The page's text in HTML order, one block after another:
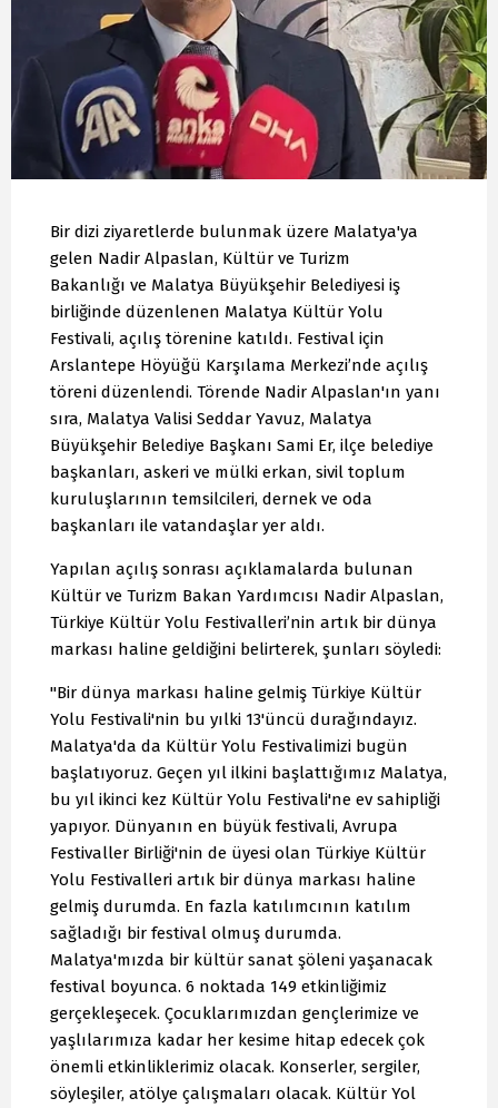
Bir dizi ziyaretlerde bulunmak üzere Malatya'ya
gelen Nadir Alpaslan, Kültür ve Turizm
Bakanlığı ve Malatya Büyükşehir Belediyesi iş
birliğinde düzenlenen Malatya Kültür Yolu
Festivali, açılış törenine katıldı. Festival için
Arslantepe Höyüğü Karşılama Merkezi’nde açılış
töreni düzenlendi. Törende Nadir Alpaslan'ın yanı
sıra, Malatya Valisi Seddar Yavuz, Malatya
Büyükşehir Belediye Başkanı Sami Er, ilçe belediye
başkanları, askeri ve mülki erkan, sivil toplum
kuruluşlarının temsilcileri, dernek ve oda
başkanları ile vatandaşlar yer aldı.
Yapılan açılış sonrası açıklamalarda bulunan
Kültür ve Turizm Bakan Yardımcısı Nadir Alpaslan,
Türkiye Kültür Yolu Festivalleri’nin artık bir dünya
markası haline geldiğini belirterek, şunları söyledi:
"Bir dünya markası haline gelmiş Türkiye Kültür
Yolu Festivali'nin bu yılki 13'üncü durağındayız.
Malatya'da da Kültür Yolu Festivalimizi bugün
başlatıyoruz. Geçen yıl ilkini başlattığımız Malatya,
bu yıl ikinci kez Kültür Yolu Festivali'ne ev sahipliği
yapıyor. Dünyanın en büyük festivali, Avrupa
Festivaller Birliği'nin de üyesi olan Türkiye Kültür
Yolu Festivalleri artık bir dünya markası haline
gelmiş durumda. En fazla katılımcının katılım
sağladığı bir festival olmuş durumda.
Malatya'mızda bir kültür sanat şöleni yaşanacak
festival boyunca. 6 noktada 149 etkinliğimiz
gerçekleşecek. Çocuklarımızdan gençlerimize ve
yaşlılarımıza kadar her kesime hitap edecek çok
önemli etkinliklerimiz olacak. Konserler, sergiler,
söyleşiler, atölye çalışmaları olacak. Kültür Yol